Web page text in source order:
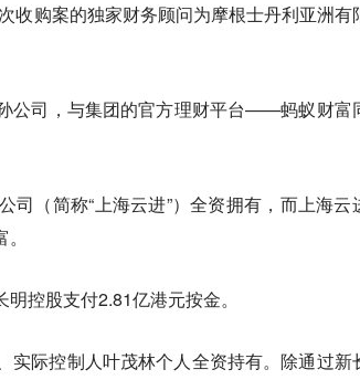
收购案的独家财务顾问为摩根士丹利亚洲有
公司，与集团的官方理财平台——蚂蚁财富
（简称“上海云进”）全资拥有，而上海云
控股支付2.81亿港元按金。
际控制人叶茂林个人全资持有。除通过新